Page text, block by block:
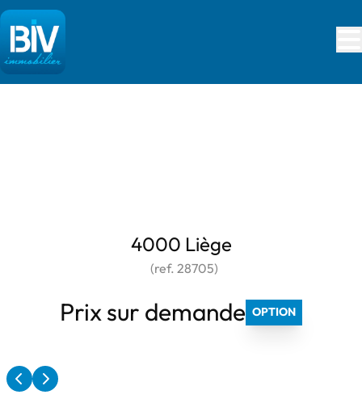
Aller au contenu principal
4000 Liège
(ref.28705)
Prix sur demande OPTION